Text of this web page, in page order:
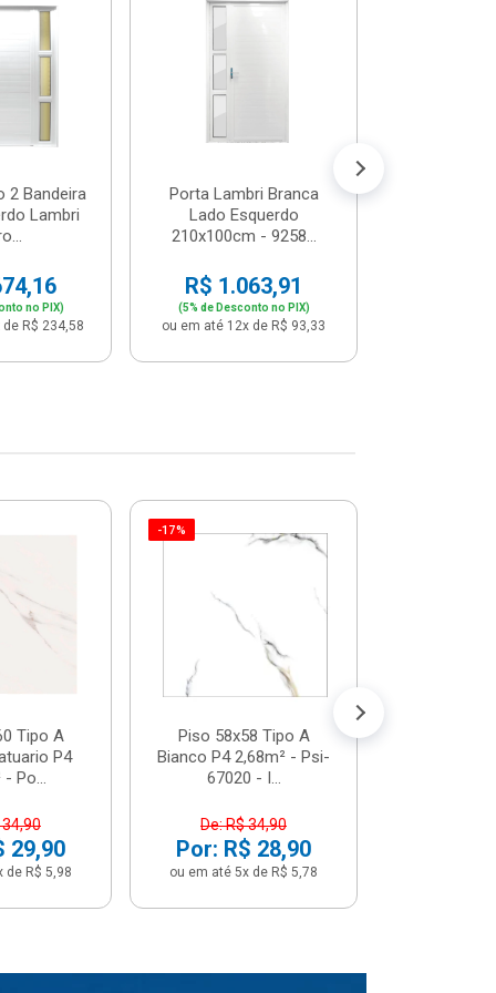
2 Bandeira
Lambri
no PIX)
R$ 234,58
Porta Lambri Branca
Lado Esquerdo
210x100cm - 9258...
R$ 1.063,91
(5% de Desconto no PIX)
ou em até 12x de R$ 93,33
Tipo A
P4
- Po...
34,90
29,90
de R$ 5,98
-17%
Piso 58x58 Tipo A
Bianco P4 2,68m² - Psi-
67020 - I...
De: R$ 34,90
Por: R$ 28,90
ou em até 5x de R$ 5,78